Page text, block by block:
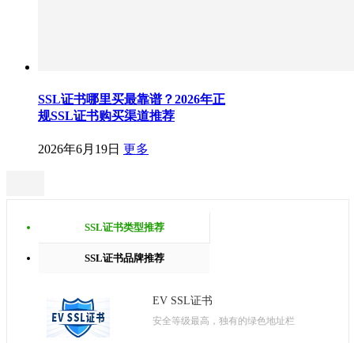
SSL证书哪里买最靠谱？2026年正
规SSL证书购买渠道推荐
2026年6月19日 更多
SSL证书类型推荐
SSL证书品牌推荐
EV SSL证书
安全等级最高，独有的绿色地址栏